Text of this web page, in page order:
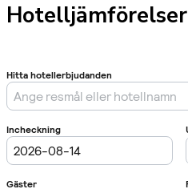
Hotelljämförelser